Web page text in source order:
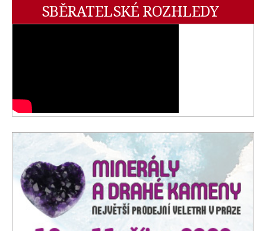
SBĚRATELSKÉ ROZHLEDY